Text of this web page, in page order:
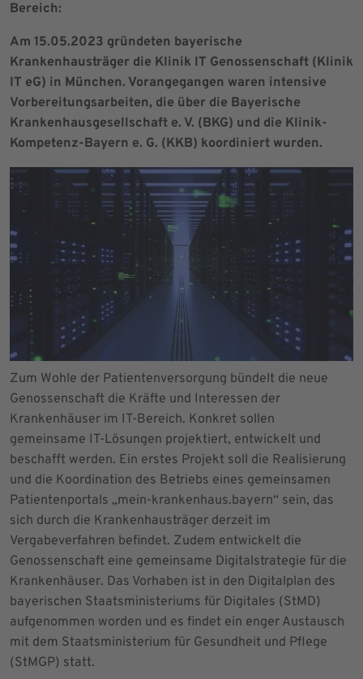
Bereich:
Am 15.05.2023 gründeten bayerische
Krankenhausträger die Klinik IT Genossenschaft (Klinik
IT eG) in München. Vorangegangen waren intensive
Vorbereitungsarbeiten, die über die Bayerische
Krankenhausgesellschaft e. V. (BKG) und die Klinik-
Kompetenz-Bayern e. G. (KKB) koordiniert wurden.
Zum Wohle der Patientenversorgung bündelt die neue
Genossenschaft die Kräfte und Interessen der
Krankenhäuser im IT-Bereich. Konkret sollen
gemeinsame IT-Lösungen projektiert, entwickelt und
beschafft werden. Ein erstes Projekt soll die Realisierung
und die Koordination des Betriebs eines gemeinsamen
Patientenportals „mein-krankenhaus.bayern“ sein, das
sich durch die Krankenhausträger derzeit im
Vergabeverfahren befindet. Zudem entwickelt die
Genossenschaft eine gemeinsame Digitalstrategie für die
Krankenhäuser. Das Vorhaben ist in den Digitalplan des
bayerischen Staatsministeriums für Digitales (StMD)
aufgenommen worden und es findet ein enger Austausch
mit dem Staatsministerium für Gesundheit und Pflege
(StMGP) statt.